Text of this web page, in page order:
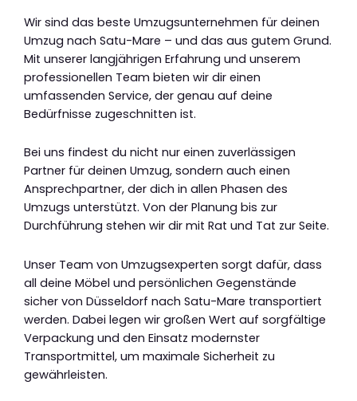
Wir sind das beste Umzugsunternehmen für deinen
Umzug nach Satu-Mare – und das aus gutem Grund.
Mit unserer langjährigen Erfahrung und unserem
professionellen Team bieten wir dir einen
umfassenden Service, der genau auf deine
Bedürfnisse zugeschnitten ist.
Bei uns findest du nicht nur einen zuverlässigen
Partner für deinen Umzug, sondern auch einen
Ansprechpartner, der dich in allen Phasen des
Umzugs unterstützt. Von der Planung bis zur
Durchführung stehen wir dir mit Rat und Tat zur Seite.
Unser Team von Umzugsexperten sorgt dafür, dass
all deine Möbel und persönlichen Gegenstände
sicher von Düsseldorf nach Satu-Mare transportiert
werden. Dabei legen wir großen Wert auf sorgfältige
Verpackung und den Einsatz modernster
Transportmittel, um maximale Sicherheit zu
gewährleisten.